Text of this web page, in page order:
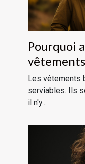
Pourquoi
boutique
Les vêtements
serviables. Ils
il n'y...